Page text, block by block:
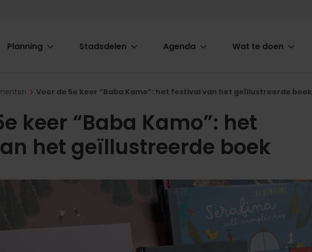
Main
Planning Stadsdelen Agenda Wat te doen
Voor de 5e keer “Baba Kamo”: het festival van het geïllustreerde boek
keer “Baba Kamo”: het
het geïllustreerde boek